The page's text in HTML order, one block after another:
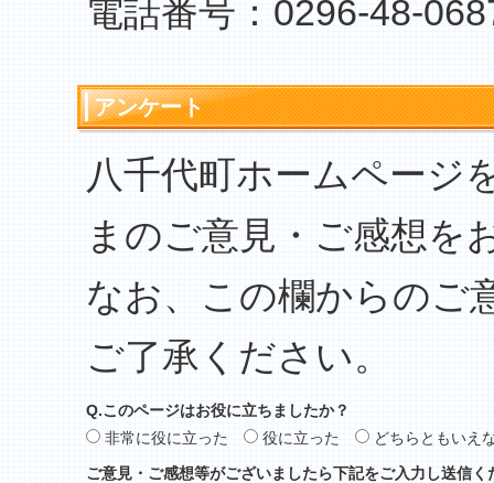
電話番号：0296-48-
アンケート
八千代町ホームページ
まのご意見・ご感想を
なお、この欄からのご
ご了承ください。
Q.このページはお役に立ちましたか？
非常に役に立った
役に立った
どちらともいえ
ご意見・ご感想等がございましたら下記をご入力し送信く